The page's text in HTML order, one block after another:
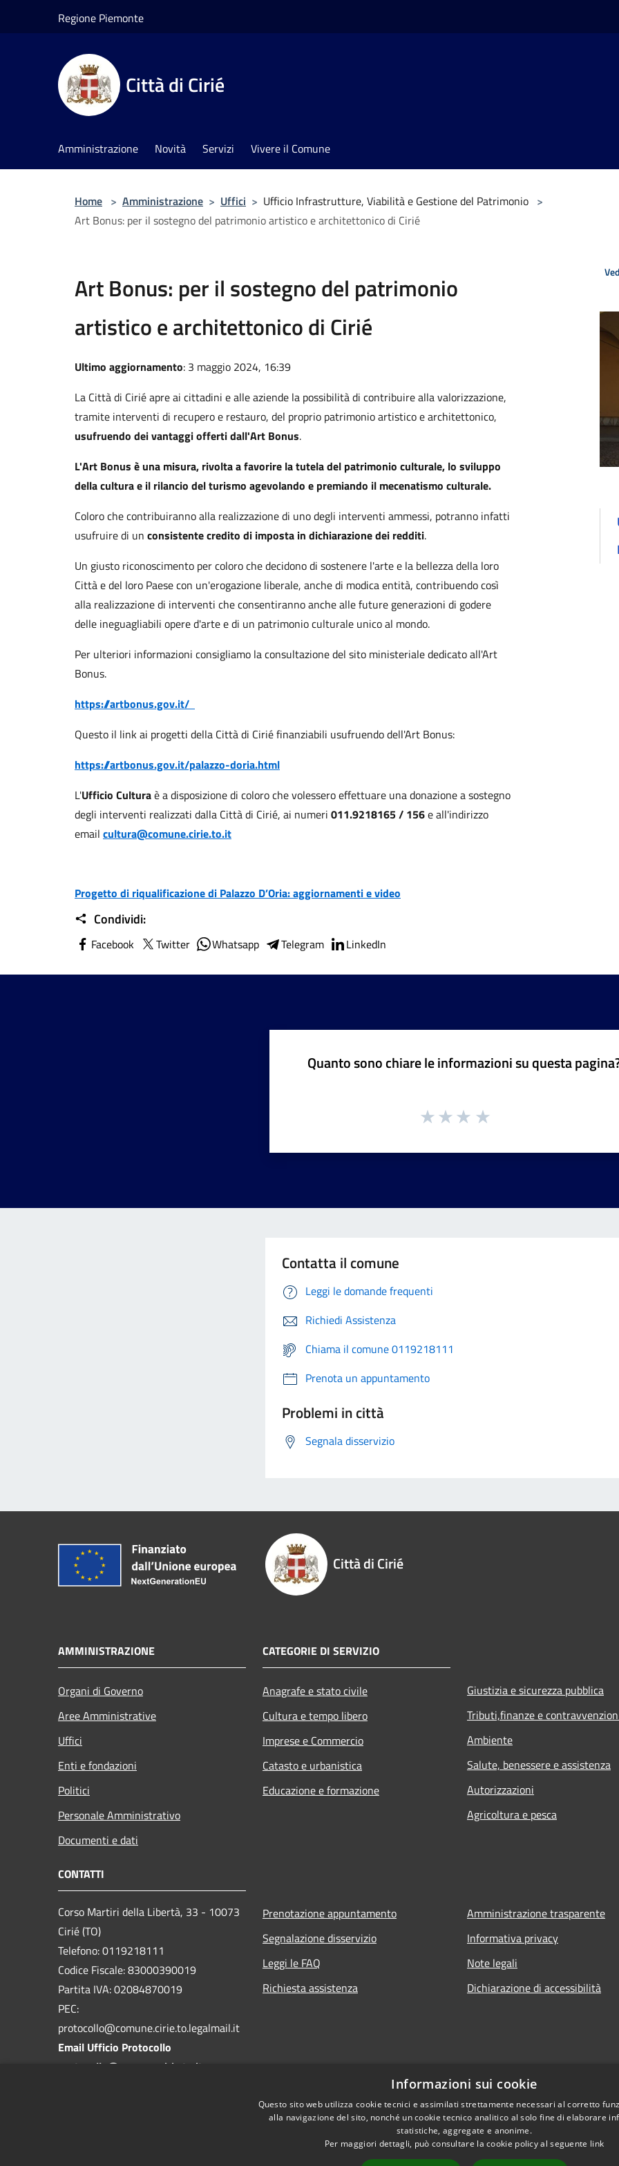
Regione Piemonte
Città di Cirié
Amministrazione Novità Servizi Vivere il Comune
Home > Amministrazione > Uffici > Ufficio Infrastrutture, Viabilità e Gestione del Patrimonio >
Art Bonus: per il sostegno del patrimonio artistico e architettonico di Cirié
Art Bonus: per il sostegno del patrimonio
artistico e architettonico di Cirié
Ultimo aggiornamento: 3 maggio 2024, 16:39
La Città di Cirié apre ai cittadini e alle aziende la possibilità di contribuire alla valorizzazione,
tramite interventi di recupero e restauro, del proprio patrimonio artistico e architettonico,
usufruendo dei vantaggi offerti dall'Art Bonus.
L'Art Bonus è una misura, rivolta a favorire la tutela del patrimonio culturale, lo sviluppo
della cultura e il rilancio del turismo agevolando e premiando il mecenatismo culturale.
Coloro che contribuiranno alla realizzazione di uno degli interventi ammessi, potranno infatti
usufruire di un consistente credito di imposta in dichiarazione dei redditi.
Un giusto riconoscimento per coloro che decidono di sostenere l'arte e la bellezza della loro
Città e del loro Paese con un'erogazione liberale, anche di modica entità, contribuendo così
alla realizzazione di interventi che consentiranno anche alle future generazioni di godere
delle ineguagliabili opere d'arte e di un patrimonio culturale unico al mondo.
Per ulteriori informazioni consigliamo la consultazione del sito ministeriale dedicato all'Art
Bonus.
https://artbonus.gov.it/
Questo il link ai progetti della Città di Cirié finanziabili usufruendo dell'Art Bonus:
https://artbonus.gov.it/palazzo-doria.html
L'Ufficio Culturaè a disposizione di coloro che volessero effettuare una donazione a sostegno
degli interventi realizzati dalla Città di Cirié, ai numeri 011.9218165 / 156e all'indirizzo
email cultura@comune.cirie.to.it
Progetto di riqualificazione di Palazzo D’Oria: aggiornamenti e video
Condividi:
Facebook Twitter Whatsapp Telegram LinkedIn
Quanto sono chiare le informazioni su questa
Contatta il comune
Leggi le domande frequenti
Richiedi Assistenza
Chiama il comune 0119218111
Prenota un appuntamento
Problemi in città
Segnala disservizio
Città di Cirié
AMMINISTRAZIONE
Organi di Governo
Aree Amministrative
Uffici
Enti e fondazioni
Politici
Personale Amministrativo
Documenti e dati
CATEGORIE DI SERVIZIO
Anagrafe e stato civile
Cultura e tempo libero
Imprese e Commercio
Catasto e urbanistica
Educazione e formazione
Giustizia e sicurezza pubblica
Tributi,finanze e
Ambiente
Salute, benessere e assistenza
Autorizzazioni
Agricoltura e pesca
CONTATTI
Corso Martiri della Libertà, 33 - 10073
Cirié (TO)
Telefono: 0119218111
Codice Fiscale: 83000390019
Partita IVA: 02084870019
PEC:
protocollo@comune.cirie.to.legalmail.it
Email Ufficio Protocollo
protocollo@comune.cirie.to.it
Prenotazione appuntamento
Segnalazione disservizio
Leggi le FAQ
Richiesta assistenza
Amministrazione trasparente
Informativa privacy
Note legali
Dichiarazione di accessibilità
Informazioni sui cookie
Questo sito web utilizza cookie tecnici e assimilati strettamente necessari al corretto
alla navigazione del sito, nonché un cookie tecnico analitico al solo fine di elaborare
statistiche, aggregate e anonime.
Per maggiori dettagli, può consultare la cookie policy al seguente link